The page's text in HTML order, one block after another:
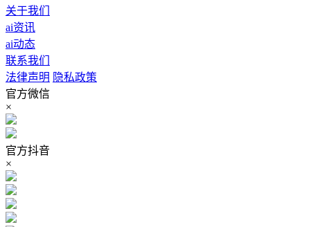
关于我们
ai资讯
ai动态
联系我们
法律声明 隐私政策
官方微信
×
官方抖音
×